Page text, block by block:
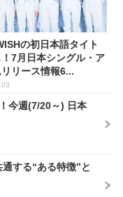
の初日本語タイト
7月日本シングル・ア
リース情報6...
今週(7/20～) 日本
する“ある特徴”と